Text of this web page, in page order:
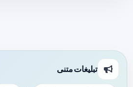
تبلیغات متنی